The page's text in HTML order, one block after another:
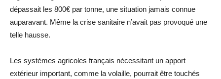
dépassait les 800€ par tonne, une situation jamais connue
auparavant. Même la crise sanitaire n’avait pas provoqué une
telle hausse.
Les systèmes agricoles français nécessitant un apport
extérieur important, comme la volaille, pourrait être touchés